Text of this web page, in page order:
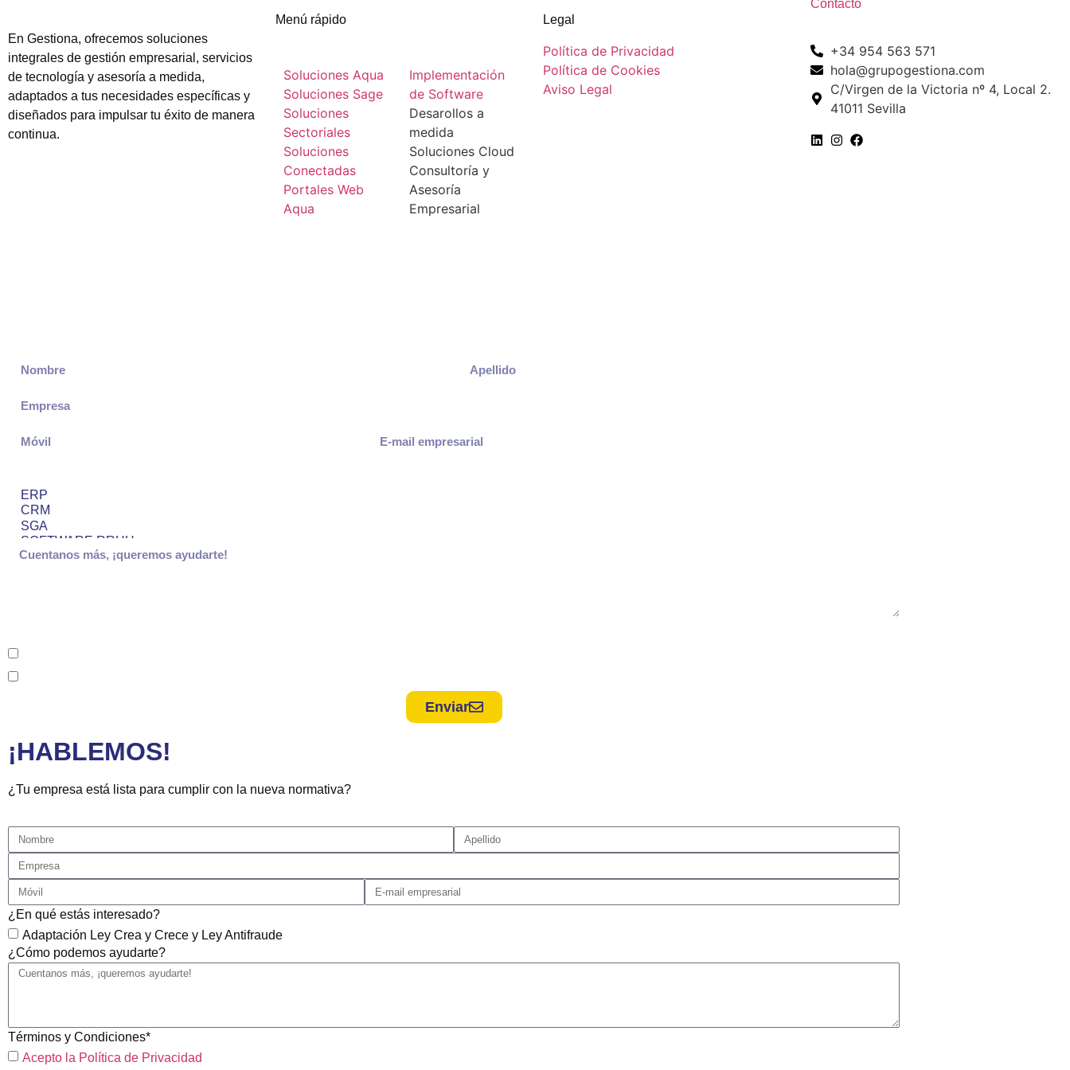
En Gestiona, ofrecemos soluciones
integrales de gestión empresarial, servicios
de tecnología y asesoría a medida,
adaptados a tus necesidades específicas y
diseñados para impulsar tu éxito de manera
continua.
Menú rápido
Soluciones Aqua
Soluciones Sage
Soluciones
Sectoriales
Soluciones
Conectadas
Portales Web
Aqua
Implementación
de Software
Desarollos a
medida
Soluciones Cloud
Consultoría y
Asesoría
Empresarial
Legal
Política de Privacidad
Política de Cookies
Aviso Legal
Contacto
+34 954 563 571
hola@grupogestiona.com
C/Virgen de la Victoria nº 4, Local 2.
41011 Sevilla
Enviar
¡HABLEMOS!
¿Tu empresa está lista para cumplir con la nueva normativa?
¿En qué estás interesado?
Adaptación Ley Crea y Crece y Ley Antifraude
¿Cómo podemos ayudarte?
Términos y Condiciones*
Acepto la Política de Privacidad